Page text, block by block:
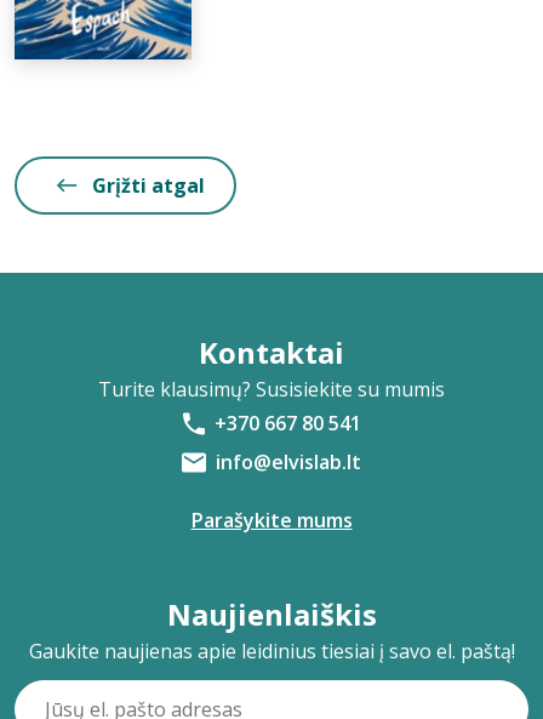
Grįžti atgal
Kontaktai
Turite klausimų? Susisiekite su mumis
+370 667 80 541
info@elvislab.lt
Parašykite mums
Naujienlaiškis
Gaukite naujienas apie leidinius tiesiai į savo el. paštą!